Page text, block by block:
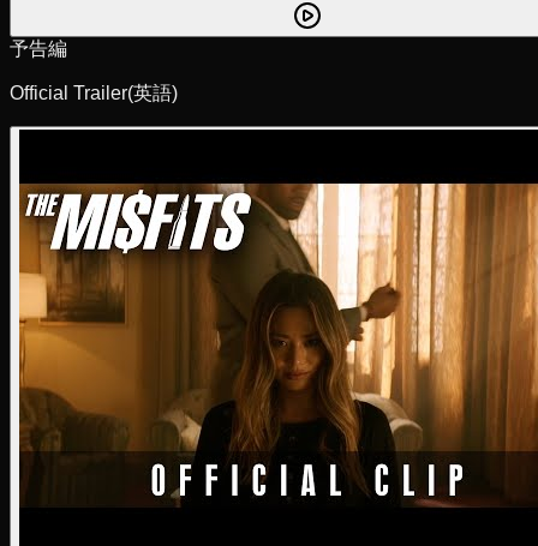
予告編
Official Trailer(英語)